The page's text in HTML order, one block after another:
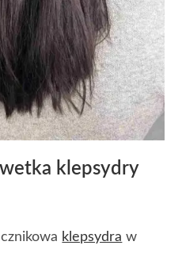
klepsydry
klepsydra w